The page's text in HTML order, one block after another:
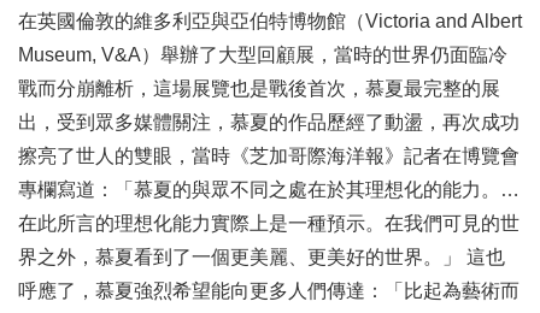
在英國倫敦的維多利亞與亞伯特博物館（Victoria and Albert
Museum, V&A）舉辦了大型回顧展，當時的世界仍面臨冷
戰而分崩離析，這場展覽也是戰後首次，慕夏最完整的展
出，受到眾多媒體關注，慕夏的作品歷經了動盪，再次成功
擦亮了世人的雙眼，當時《芝加哥際海洋報》記者在博覽會
專欄寫道：「慕夏的與眾不同之處在於其理想化的能力。…
在此所言的理想化能力實際上是一種預示。在我們可見的世
界之外，慕夏看到了一個更美麗、更美好的世界。」 這也
呼應了，慕夏強烈希望能向更多人們傳達：「比起為藝術而